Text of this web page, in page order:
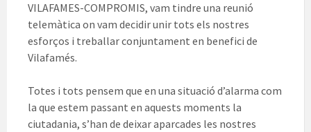
VILAFAMES-COMPROMIS, vam tindre una reunió
telemàtica on vam decidir unir tots els nostres
esforços i treballar conjuntament en benefici de
Vilafamés.
Totes i tots pensem que en una situació d’alarma com
la que estem passant en aquests moments la
ciutadania, s’han de deixar aparcades les nostres